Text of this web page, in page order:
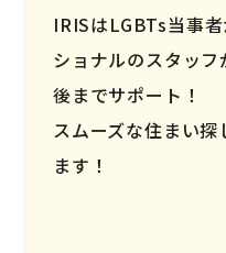
IRISはLGBTs当事
ショナルのスタッ
後までサポート！
スムーズな住まい
ます！